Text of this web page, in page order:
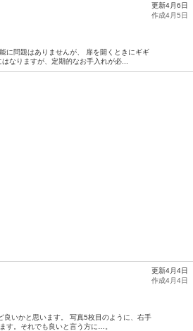
に問題はありませんが、 扉を開くときにギギ
なりますが、定期的なお手入れが必...
更新4月6日
作成4月5日
良いかと思います。 写真5枚目のように、右手
す。それでも良いと言う方に…。
更新4月4日
作成4月4日